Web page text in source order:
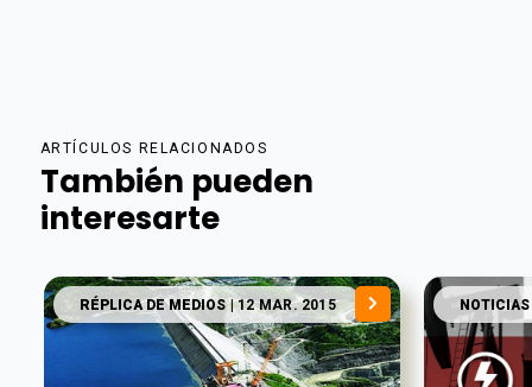
ARTÍCULOS RELACIONADOS
También pueden
interesarte
RÉPLICA DE MEDIOS| 12 MAR. 2015 NOTICIAS